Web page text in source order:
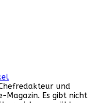
und
Magazin. Es gibt nicht